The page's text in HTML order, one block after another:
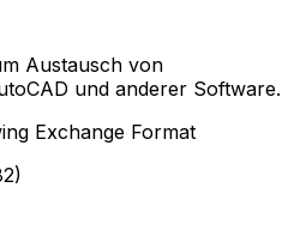
Austausch von
und anderer Software.
Exchange Format